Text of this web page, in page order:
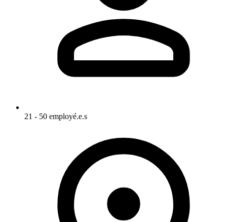
21 - 50 employé.e.s